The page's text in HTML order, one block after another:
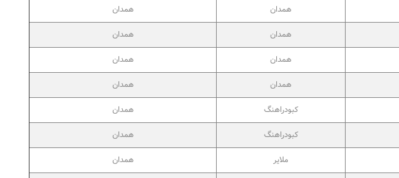
همدان
همدان
همدان
همدان
همدان
همدان
همدان
همدان
کبودراهنگ
همدان
کبودراهنگ
همدان
ملایر
همدان